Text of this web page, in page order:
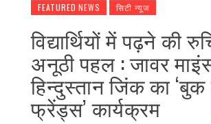
FEATURED NEWS सिटी न्यूज
विद्यार्थियों में पढ़ने की
अनूठी पहल : जावर
हिन्दुस्तान जिंक का
फ्रेंड्स’ कार्यक्रम